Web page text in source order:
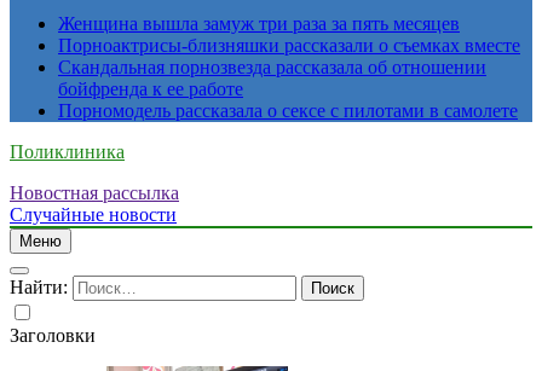
Женщина вышла замуж три раза за пять месяцев
Порноактрисы-близняшки рассказали о съемках вместе
Скандальная порнозвезда рассказала об отношении
бойфренда к ее работе
Порномодель рассказала о сексе с пилотами в самолете
Поликлиника
Новостная рассылка
Случайные новости
Меню
Найти:
Заголовки